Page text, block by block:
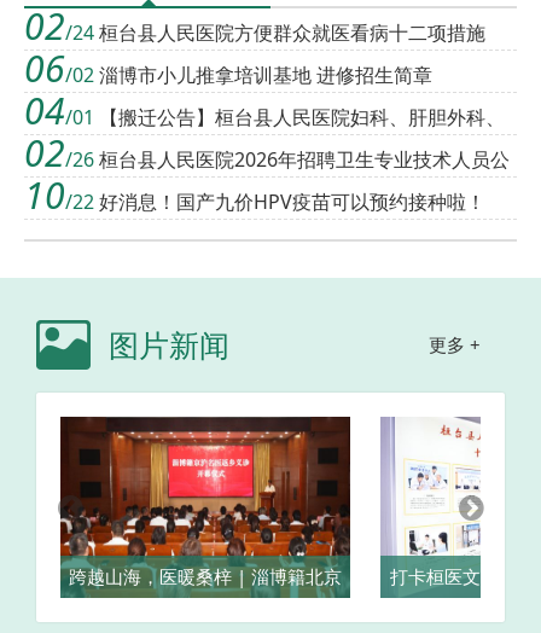
02/24桓台县人民医院方便群众就医看病十二项措施
（第二批）
06/02淄博市小儿推拿培训基地 进修招生简章
04/01
【搬迁公告】桓台县人民医院妇科、肝胆外科、
耳鼻咽喉科、内分泌科、儿科病区搬家啦！
02/26桓台县人民医院2026年招聘卫生专业技术人员公
告
10/22好消息！国产九价HPV疫苗可以预约接种啦！
更多 +
图片新闻
跨越山海，医暖桑梓 | 淄博籍北京
名医返乡义诊活动在桓台县人民医
打卡桓医文化走
发展史，致敬温